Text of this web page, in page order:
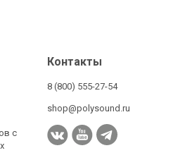
с
Контакты
8 (800) 555-27-54
shop@polysound.ru